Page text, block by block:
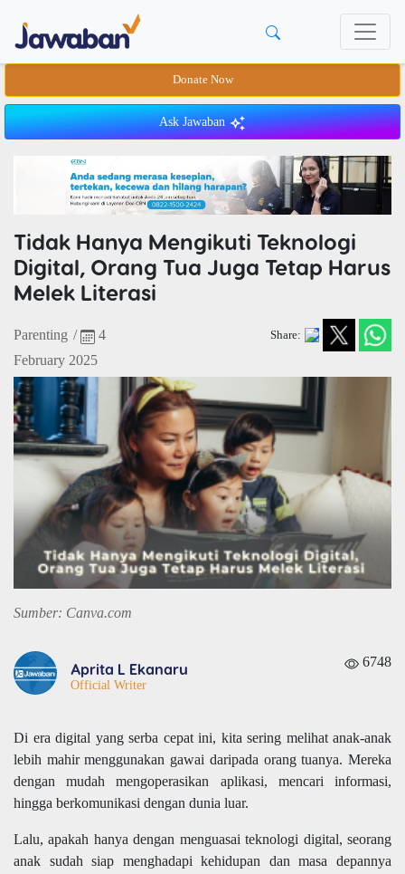
Donate Now
Ask Jawaban
Tidak Hanya Mengikuti Teknologi
Digital, Orang Tua Juga Tetap Harus
Melek Literasi
Parenting /
4
February 2025
Share:
Sumber: Canva.com
Aprita L Ekanaru
Official Writer
6748
Di era digital yang serba cepat ini, kita sering melihat anak-anak
lebih mahir menggunakan gawai daripada orang tuanya. Mereka
dengan mudah mengoperasikan aplikasi, mencari informasi,
hingga berkomunikasi dengan dunia luar.
Lalu, apakah hanya dengan menguasai teknologi digital, seorang
anak sudah siap menghadapi kehidupan dan masa depannya